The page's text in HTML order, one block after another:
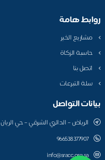
روابط هامة
مشاريع الخير
حاسبة الزكاة
اتصل بنا
سلة التبرعات
بيانات التواصل
الرياض – الدائري الشرقي – حي الريان
966538377907
info@sracc.org.sa